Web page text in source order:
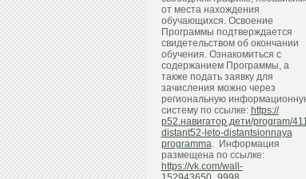
от места нахождения
обучающихся. Освоение
Программы подтверждается
свидетельством об окончании
обучения. Ознакомиться с
содержанием Программы, а
также подать заявку для
зачисления можно через
региональную
систему по ссылке: https://
р52.навигатор.дети/program/
distant52-leto-distantsionnaya
programma. Информация
размещена по ссылке:
https://vk.com/wall-